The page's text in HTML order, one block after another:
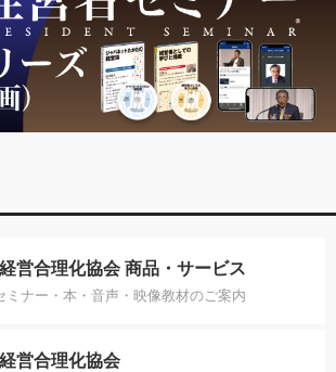
営合理化協会 商品・サービス
ミナー・本・音声・映像教材のご案内
営合理化協会